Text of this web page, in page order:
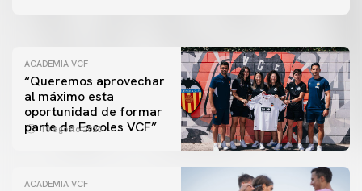
ACADEMIA VCF
“Queremos aprovechar
al máximo esta
oportunidad de formar
parte de Escoles VCF”
10 agosto 2026
ACADEMIA VCF